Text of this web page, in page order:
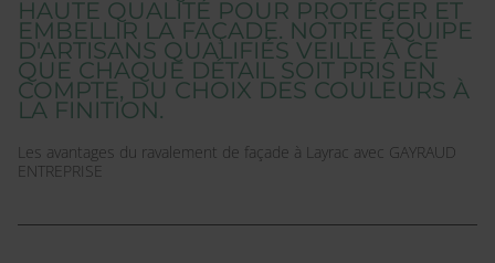
HAUTE QUALITÉ POUR PROTÉGER ET
EMBELLIR LA FAÇADE. NOTRE ÉQUIPE
D'ARTISANS QUALIFIÉS VEILLE À CE
QUE CHAQUE DÉTAIL SOIT PRIS EN
COMPTE, DU CHOIX DES COULEURS À
LA FINITION.
Les avantages du ravalement de façade à Layrac avec GAYRAUD
ENTREPRISE